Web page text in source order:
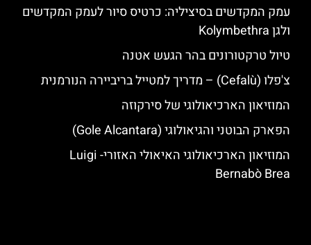
עמק המקדשים בסיציליה: כרטיס סיור לעמק המקדשים
ולגן Kolymbethra
טיול טרקטורונים בהר הגעש אטנה
צ'פלו (Cefalù) – מדריך למטייל בריביירה הנורמנית
המוזיאון הארכיאולוגי של סירקוזה
הפארק הבוטני והגיאולוגי (Gole Alcantara)
המוזיאון הארכיאולוגי האיאולי האזורי- Luigi
Bernabò Brea